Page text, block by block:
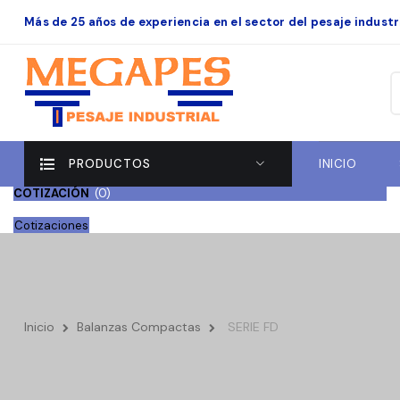
Más de 25 años de experiencia en el sector del pesaje
PRODUCTOS INICIO
COTIZACIÓN (0)
Cotizaciones
Inicio Balanzas Compactas SERIE FD